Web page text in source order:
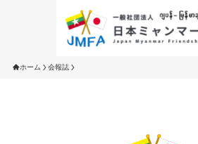
ホーム 会報誌